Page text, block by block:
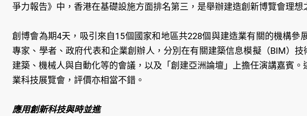
爭力報告》中，香港在基礎設施方面排名第三，是舉辦建造創新博覽會理想
創博會為期4天，吸引來自15個國家和地區共228個與建造業有關的機構參
專家、學者、政府代表和企業創辦人，分別在有關建築信息模擬（BIM）
建築、機械人與自動化等的會議，以及「創建亞洲論壇」上擔任演講嘉賓
業科技展覽會，評價亦相當不錯。
應用創新科技與時並進